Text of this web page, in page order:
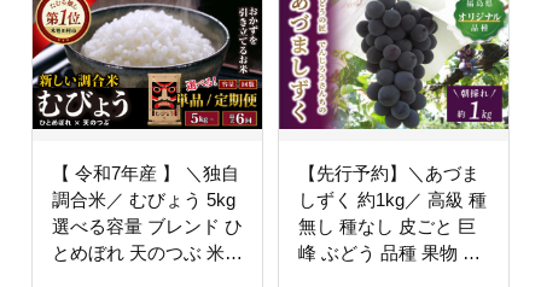
【 令和7年産 】 ＼独自
調合米／ むびょう 5kg
選べる容量 ブレンド ひ
とめぼれ 天のつぶ 米
【先行予約】＼あづま
しずく 約1kg／ 高級 種
無し 種なし 皮ごと 巨
峰 ぶどう 品種 果物 フ